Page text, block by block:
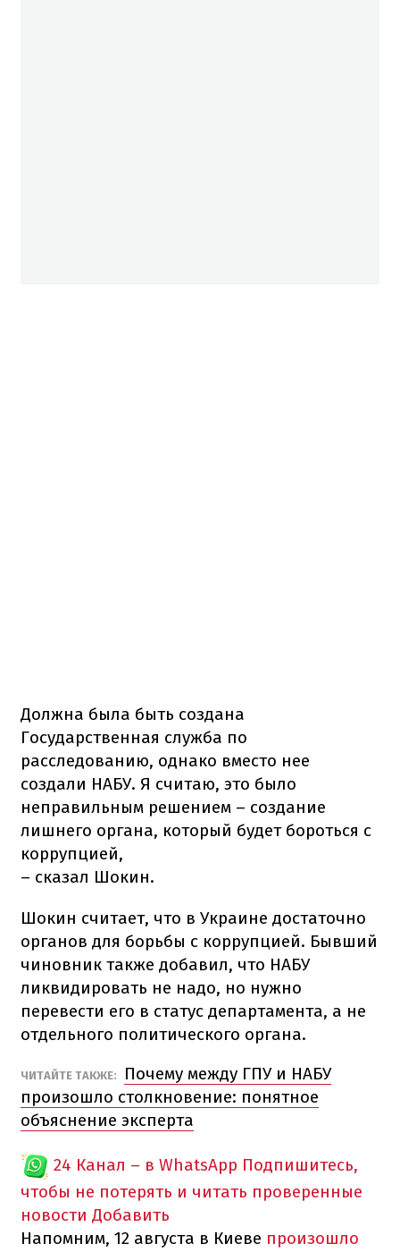
Должна была быть создана
Государственная служба по
расследованию, однако вместо нее
создали НАБУ. Я считаю, это было
неправильным решением – создание
лишнего органа, который будет бороться с
коррупцией,
– сказал Шокин.
Шокин считает, что в Украине достаточно
органов для борьбы с коррупцией. Бывший
чиновник также добавил, что НАБУ
ликвидировать не надо, но нужно
перевести его в статус департамента, а не
отдельного политического органа.
ЧИТАЙТЕ ТАКЖЕ:
Почему между ГПУ и НАБУ
произошло столкновение: понятное
объяснение эксперта
24 Канал – в WhatsApp Подпишитесь,
чтобы не потерять и читать проверенные
новости Добавить
Напомним, 12 августа в Киеве произошло